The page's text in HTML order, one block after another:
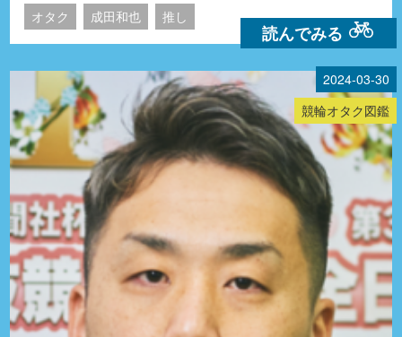
オタク 成田和也 推し
読んでみる
2024-03-30
競輪オタク図鑑